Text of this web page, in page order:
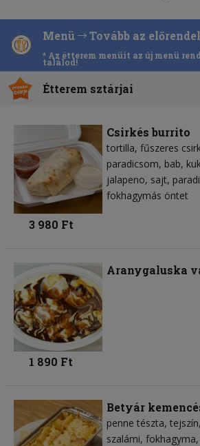
Menü Tovább az
* Az étterem menüit az új menü
találod!
Étterem sztárjai
Csirkés burrito
tortilla fűszeres
paradicsom bab
jalapeno sajt
fokhagymás öntet
3 980 Ft
Aranygaluska
1 890 Ft
Betyár
penne tészta tejszín
szalámi fokhagyma